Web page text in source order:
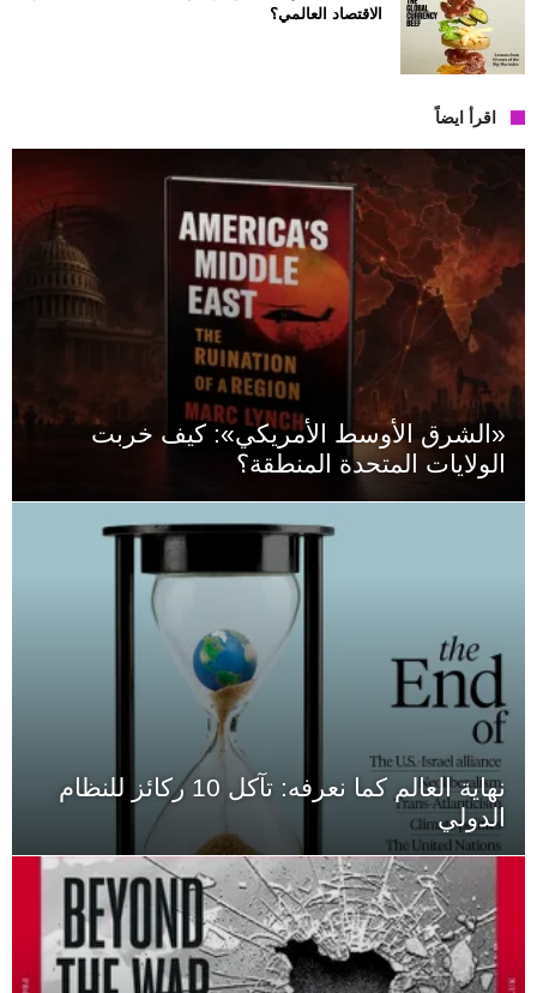
الاقتصاد العالمي؟
اقرأ ايضاً
«الشرق الأوسط الأمريكي»: كيف خربت
الولايات المتحدة المنطقة؟
نهاية العالم كما نعرفه: تآكل 10 ركائز للنظام
الدولي